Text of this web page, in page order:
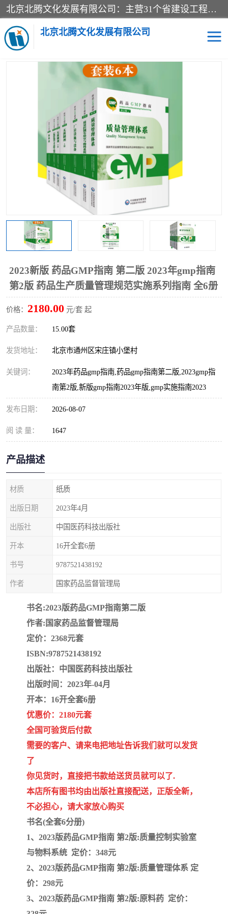
北京北腾文化发展有限公司：主营31个省建设工程预算书,工程预算软件,工程计价依据,工程造价定额,工程量清单计价定额,建设工程量消耗量定额,各行业工程预算定额,铁路定额,电力定额,矿山定额,*,黄金定额,钢铁企业检修定额,中石化安装检修定额,煤矿图书,医院书籍等.诚信的经营，在发展的同时公司不忘不断总结不断优化为客户的服务，和一如既往的热情赢得了新老客户的极高评价及青睐。
北京北腾文化发展有限公司
当前位置：首页>供应商机>医院图书> 2023新版 药品GMP指南 第
二版 2023年gmp指南第2版 药品生产质量管理规范实施系列指南 全6
册
2023新版 药品GMP指南 第二版 2023年gmp指南
第2版 药品生产质量管理规范实施系列指南 全6册
价格： 2180.00 元/套 起
产品数量： 15.00套
发货地址： 北京市通州区宋庄镇小堡村
关键词：
2023年药品gmp指南,药品gmp指南第二版,2023gmp指
南第2版,新版gmp指南2023年版,gmp实施指南2023
发布日期： 2026-08-07
阅 读 量： 1647
产品描述
材质 纸质
出版日期 2023年4月
出版社 中国医药科技出版社
开本 16开全套6册
书号 9787521438192
作者 国家药品监督管理局
书名:2023版药品GMP指南第二版
作者:国家药品监督管理局
定价：2368元套
ISBN:9787521438192
出版社：中国医药科技出版社
出版时间：2023年-04月
开本：16开全套6册
优惠价：2180元套
全国可验货后付款
需要的客户、请来电把地址告诉我们就可以发货
了
你见货时，直接把书款给送货员就可以了.
本店所有图书均由出版社直接配送，正版全新，
不必担心，请大家放心购买
书名(全套6分册)
1、2023版药品GMP指南 第2版:质量控制实验室
与物料系统 定价：348元
2、2023版药品GMP指南 第2版:质量管理体系 定
价：298元
3、2023版药品GMP指南 第2版:原料药 定价：
煤矿图书
标准图书 铁路建设工程预算定额
电力行业工程预算定额 石油化工安装预算定额
新石油化工检修定额 石油化工概算定额数据
石油建设安装工程预算定 长输管道工程检修维修预
山东省工程预算定额
电网技改,拆除,检修定额 炼油化工计价依据定额
信息通信建设工程预算定
额
火力发电机组检修定额
湖北建设工程消耗量定额
算定额2
冶金工业建设工程预算定
额
人防工程预算定额
电子工程概预算定额
疏浚工程预算定额
吉林建设工程计价定额
福建建设工程预算定额
江西省建筑工程预算定额
锅炉及压力容器规范国际
性规范ASME
湖北省建设工程预算定额 年考军校教材资料
甘肃省建设工程预算定额
内蒙古建设工程预算定额 公路工程预算定额
陕西建设工程消耗量定额
贵州水利水电定额
青海省建筑工程消耗量定 西藏建筑工程计价定额
20kv及以下配电网工程定
验评定标准
广西建筑安装工程预算定 内河沿海港口疏浚定额
*考军校教材
依据
海南省建设工程预算定额 浙江省建设工程预算定额
电力工程预算概算定额 重庆市建设工程计价定额
江苏省建设工程计价定额